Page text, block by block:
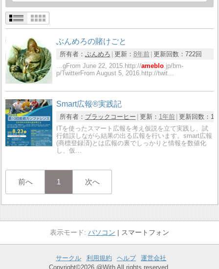
ぶんめろの賭けごと
所有者： ぶんめろ 更新： 8年前 更新回数： 722回
…gFrom June 22, 2015.http://ameblo .jp/bm-
p/TwitterFrom August 5, 2016.http://twit…
Smart広報®実践記
所有者： ブラックコーヒー 更新： 1年前 更新回数：
ITを使ったスマート広報を考え仮説を立て実践し、試
行錯誤しながら結果の出る広報を行います。smart広報
(商標登録済)とは広報の裏でしっかりと情報を数値化
し、仮…
前へ 1 次へ
パソコン スマートフォン
サークル 利用規約 ヘルプ
運営会社
Copyright©2026 @With All rights reserved.